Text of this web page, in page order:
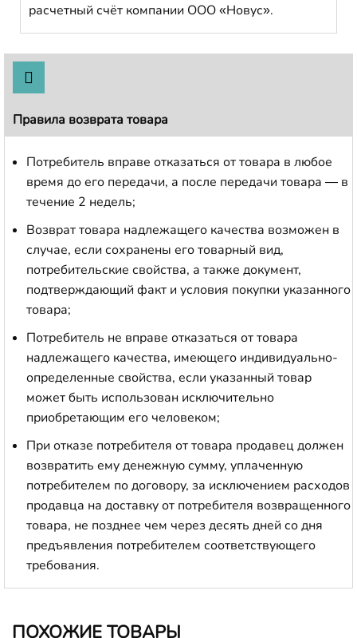
расчетный счёт компании ООО «Новус».
Правила возврата товара
Потребитель вправе отказаться от товара в любое
время до его передачи, а после передачи товара — в
течение 2 недель;
Возврат товара надлежащего качества возможен в
случае, если сохранены его товарный вид,
потребительские свойства, а также документ,
подтверждающий факт и условия покупки указанного
товара;
Потребитель не вправе отказаться от товара
надлежащего качества, имеющего индивидуально-
определенные свойства, если указанный товар
может быть использован исключительно
приобретающим его человеком;
При отказе потребителя от товара продавец должен
возвратить ему денежную сумму, уплаченную
потребителем по договору, за исключением расходов
продавца на доставку от потребителя возвращенного
товара, не позднее чем через десять дней со дня
предъявления потребителем соответствующего
требования.
ПОХОЖИЕ ТОВАРЫ